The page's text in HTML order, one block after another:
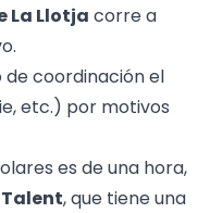
La Llotja corre a
coordinación el
etc.) por motivos
es de una hora,
, que tiene una